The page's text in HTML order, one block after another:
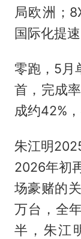
局欧洲；
国际化提速
零跑，5月
首，完成
成约42%
朱江明
2026年初
场豪赌的
万台，全
半，朱江